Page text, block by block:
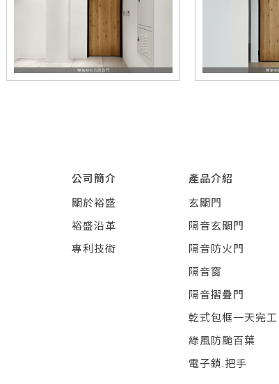
公司簡介
關於裕盛
裕盛沿革
專利技術
產品介紹
玄關門
隔音玄關門
隔音防火門
隔音窗
隔音摺疊門
乾式包框一天完工
綠風防颱百葉
電子鎖.把手